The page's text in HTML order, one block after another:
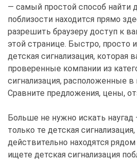
— самый простой способ найти
поблизости находится прямо
разрешить браузеру доступ к
этой странице. Быстро, просто
детская сигнализация, которая
проверенные компании из
сигнализация, расположенные
Сравните предложения, цены,
Больше не нужно искать
только те детская
действительно находятся
ищете детская сигнализация